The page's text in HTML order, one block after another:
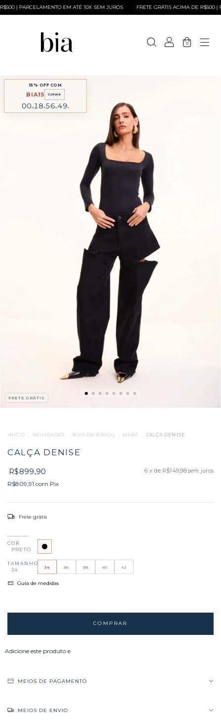
| PARCELAMENTO EM ATÉ 10X SEM JUROS FRETE GRÁTIS ACIMA DE R$500 |
0
15% OFF COM
BIA15 COPIAR
00d 18 h56m49s
FRETE GRÁTIS
INÍCIO NOVIDADES BOIS DO BRASIL MARÃ CALÇA DENISE
CALÇA DENISE
R$899,90 6 x de R$149,98 sem juros
R$809,91 com Pix
Frete grátis
COR
PRETO
TAMANHO
34 34 36 38 40 42
Guia de medidas
Adicione este produto e
MEIOS DE PAGAMENTO
MEIOS DE ENVIO